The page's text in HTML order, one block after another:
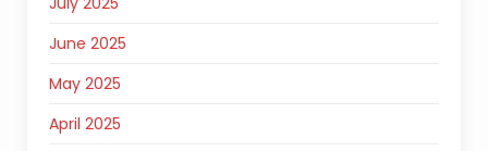
June 2025
May 2025
April 2025